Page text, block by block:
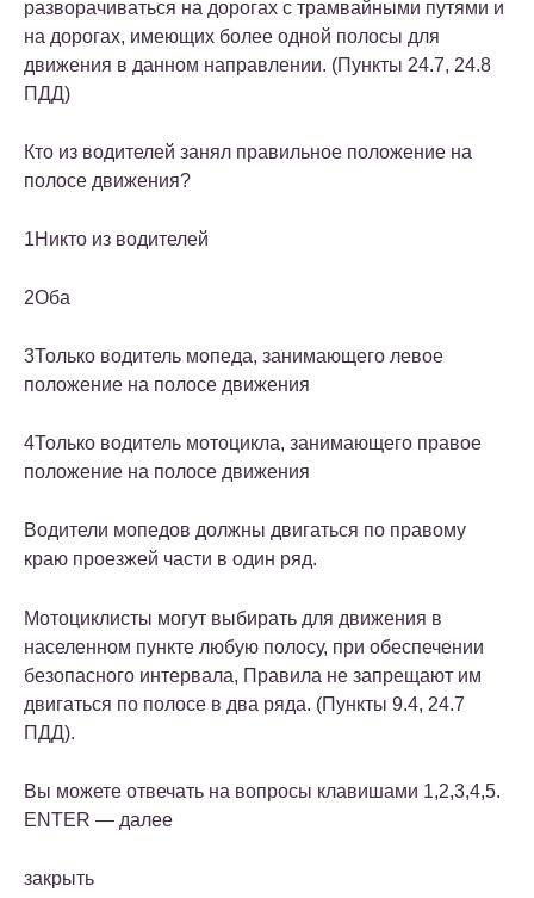
разворачиваться на дорогах с трамвайными путями и
на дорогах, имеющих более одной полосы для
движения в данном направлении. (Пункты 24.7, 24.8
ПДД)
Кто из водителей занял правильное положение на
полосе движения?
1Никто из водителей
2Оба
3Только водитель мопеда, занимающего левое
положение на полосе движения
4Только водитель мотоцикла, занимающего правое
положение на полосе движения
Водители мопедов должны двигаться по правому
краю проезжей части в один ряд.
Мотоциклисты могут выбирать для движения в
населенном пункте любую полосу, при обеспечении
безопасного интервала, Правила не запрещают им
двигаться по полосе в два ряда. (Пункты 9.4, 24.7
ПДД).
Вы можете отвечать на вопросы клавишами 1,2,3,4,5.
ENTER — далее
закрыть